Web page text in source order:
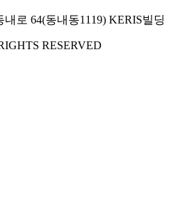
로 64(동내동1119) KERIS빌딩
RESERVED